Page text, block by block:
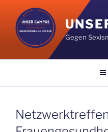
Inhalt
springen
Gegen
Netzwerktreffen